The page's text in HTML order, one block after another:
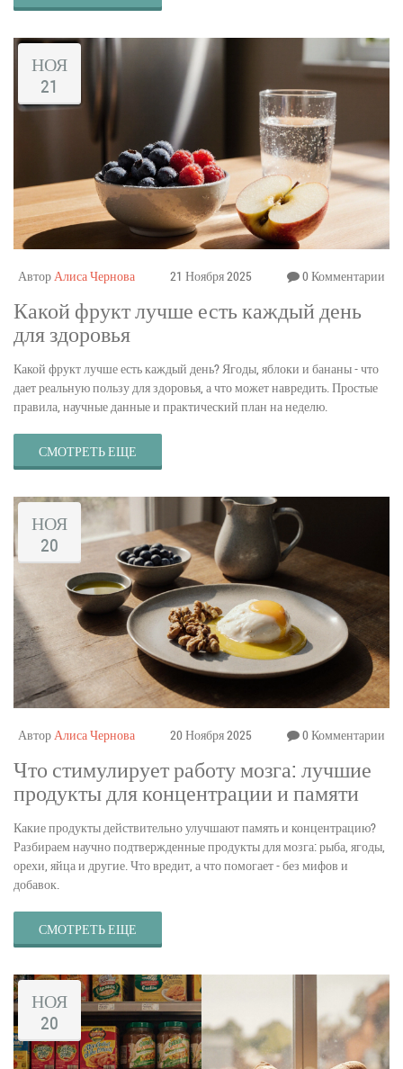
НОЯ
21
АвторАлиса Чернова 21 Ноября 2025 0 Комментарии
Какой фрукт лучше есть каждый день
для здоровья
Какой фрукт лучше есть каждый день? Ягоды, яблоки и бананы - что
дает реальную пользу для здоровья, а что может навредить. Простые
правила, научные данные и практический план на неделю.
СМОТРЕТЬ ЕЩЕ
НОЯ
20
АвторАлиса Чернова 20 Ноября 2025 0 Комментарии
Что стимулирует работу мозга: лучшие
продукты для концентрации и памяти
Какие продукты действительно улучшают память и концентрацию?
Разбираем научно подтвержденные продукты для мозга: рыба, ягоды,
орехи, яйца и другие. Что вредит, а что помогает - без мифов и
добавок.
СМОТРЕТЬ ЕЩЕ
НОЯ
20